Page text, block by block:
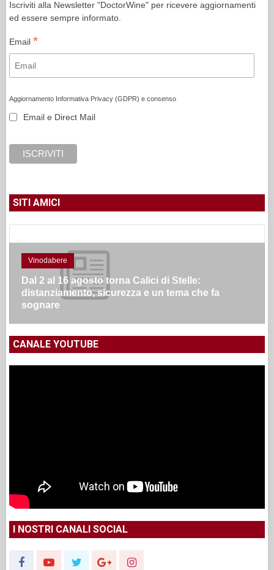
Iscriviti alla Newsletter "DoctorWine" per ricevere aggiornamenti
ed essere sempre informato.
Email *
Aggiornamento Informativa Privacy (GDPR) e consenso
Email e Direct Mail
SITI AMICI
Vinodabere
Dal 2 al 16 agosto torna Calici di Stelle:
distanziamento, sicurezza e un tema che fa
sognare
CANALE YOUTUBE
I NOSTRI CANALI SOCIAL